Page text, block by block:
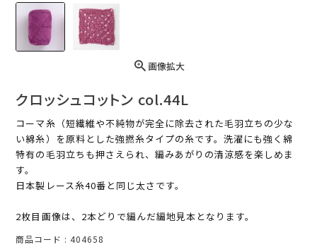
画像拡大
クロッシュコットン col.44L
コーマ糸（短繊維や不純物が完全に除去された毛羽立ちの少な
い綿糸）を原料とした強撚糸タイプの糸です。洗濯にも強く綿
特有の毛羽立ちも押さえられ、編みあがりの清涼感を楽しめま
す。
日本製レース糸40番と同じ太さです。
2枚目画像は、2本どりで編んだ編地見本となります。
商品コード 404658